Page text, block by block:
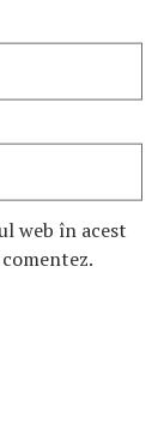
web în acest